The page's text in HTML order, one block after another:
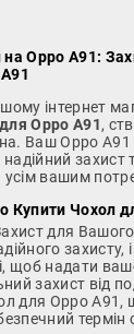
Oppo A91:
інтернет
Oppo A91,
Ваш Oppo A91 -
захист
усім вашим
Купити Чохол
для
захисту,
щоб надати
захист від
для Oppo
термін